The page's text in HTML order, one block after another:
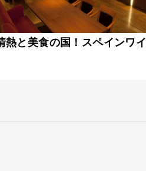
熱と美食の国！スペインワイ